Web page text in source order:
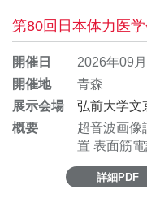
第80回日本体力医
開催日
2026年09
開催地
青森
展示会場
弘前大学文
概要
超音波画像
置 表面筋
詳細PDF